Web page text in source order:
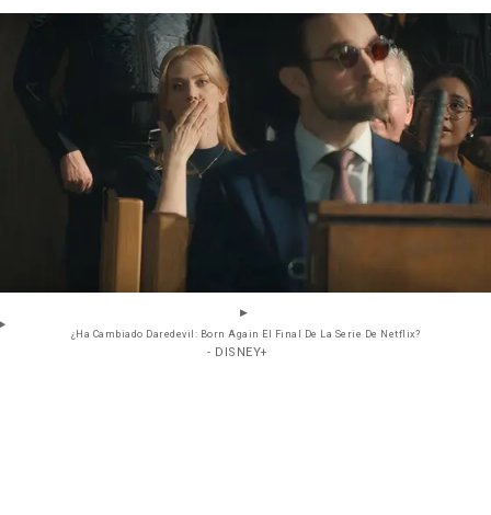
¿Ha Cambiado Daredevil: Born Again El Final De La Serie De Netflix?
- DISNEY+